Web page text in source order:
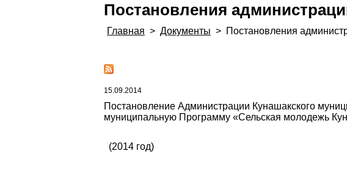
Постановления
Главная > Документы > Постановления
15.09.2014
Постановление Администрации Кунашакского
муниципальную Программу «Сельская молодежь
(2014 год)